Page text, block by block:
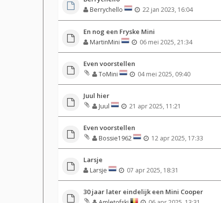
Berrychello 22 jan 2023, 16:04
En nog een Fryske Mini
MartinMini 06 mei 2025, 21:34
Even voorstellen
ToMini 04 mei 2025, 09:40
Juul hier
Juul 21 apr 2025, 11:21
Even voorstellen
Bossie1962 12 apr 2025, 17:33
Larsje
Larsje 07 apr 2025, 18:31
30 jaar later eindelijk een Mini Cooper